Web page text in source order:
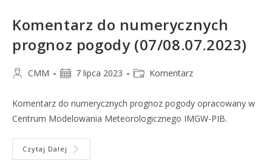
Komentarz do numerycznych
prognoz pogody (07/08.07.2023)
CMM 7 lipca 2023 Komentarz
Komentarz do numerycznych prognoz pogody opracowany w
Centrum Modelowania Meteorologicznego IMGW-PIB.
Czytaj Dalej